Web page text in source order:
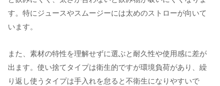
す。特にジュースやスムージーには太めのストローが向いて
います。
また、素材の特性を理解せずに選ぶと耐久性や使用感に差が
出ます。使い捨てタイプは衛生的ですが環境負荷があり、繰
り返し使うタイプは手入れを怠ると不衛生になりやすいで